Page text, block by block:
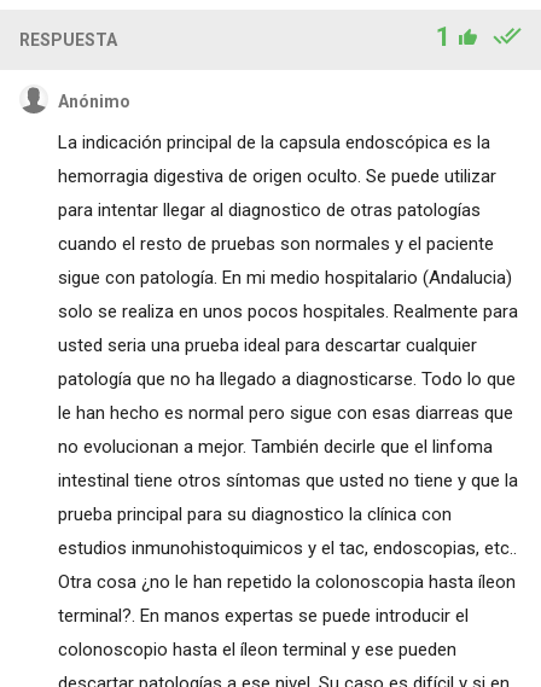
RESPUESTA 1
Anónimo
La indicación principal de la capsula endoscópica es la
hemorragia digestiva de origen oculto. Se puede utilizar
para intentar llegar al diagnostico de otras patologías
cuando el resto de pruebas son normales y el paciente
sigue con patología. En mi medio hospitalario (Andalucia)
solo se realiza en unos pocos hospitales. Realmente para
usted seria una prueba ideal para descartar cualquier
patología que no ha llegado a diagnosticarse. Todo lo que
le han hecho es normal pero sigue con esas diarreas que
no evolucionan a mejor. También decirle que el linfoma
intestinal tiene otros síntomas que usted no tiene y que la
prueba principal para su diagnostico la clínica con
estudios inmunohistoquimicos y el tac, endoscopias, etc..
Otra cosa ¿no le han repetido la colonoscopia hasta íleon
terminal?. En manos expertas se puede introducir el
colonoscopio hasta el íleon terminal y ese pueden